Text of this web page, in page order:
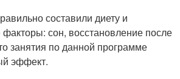
составили диету и
сон, восстановление после
занятия по данной программе
эффект.